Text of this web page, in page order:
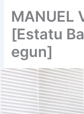
MANUEL
[Estatu
egun]